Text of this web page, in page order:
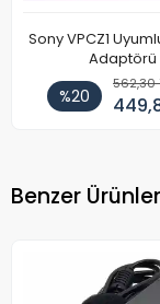
Sony VPCZ1
Adaptörü
%20
562,30
Benzer Ürünler